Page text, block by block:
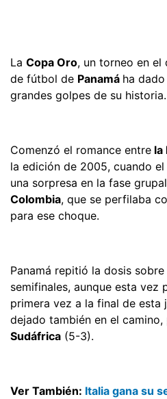
La Copa Oro, un torneo en el
de fútbol de Panamá ha
grandes golpes de su historia.
Comenzó el romance entre la
la edición de 2005, cuando
una sorpresa en la fase
Colombia, que se perfilaba
para ese choque.
Panamá repitió la dosis
semifinales, aunque esta vez
primera vez a la final de esta
dejado también en el camino,
Sudáfrica (5-3).
Ver También: Italia gana su